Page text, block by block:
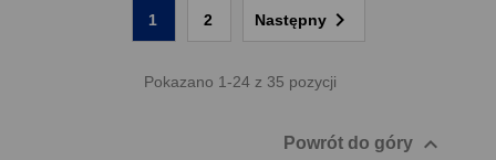
Pokazano 1-24 z 35 pozycji
1 2 Następny
Powrót do góry 